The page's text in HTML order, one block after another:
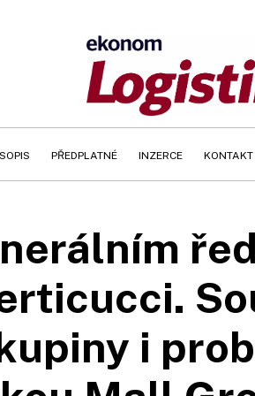
PŘEDPLATNÉ INZERCE KONTAKT
i